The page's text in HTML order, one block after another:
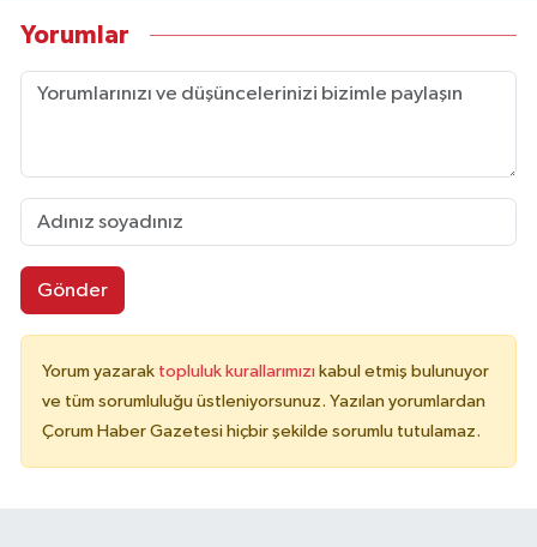
Yorumlar
Gönder
Yorum yazarak topluluk kurallarımızı kabul etmiş bulunuyor
ve tüm sorumluluğu üstleniyorsunuz. Yazılan yorumlardan
Çorum Haber Gazetesi hiçbir şekilde sorumlu tutulamaz.